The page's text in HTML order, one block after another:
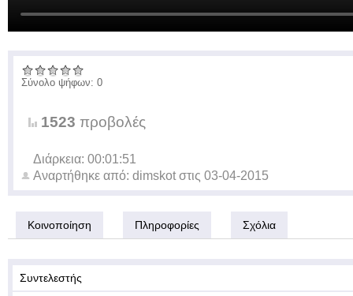
Σύνολο ψήφων: 0
1523 προβολές
Διάρκεια: 00:01:51
Αναρτήθηκε από: dimskot στις 03-04-2015
Κοινοποίηση Πληροφορίες Σχόλια
Συντελεστής